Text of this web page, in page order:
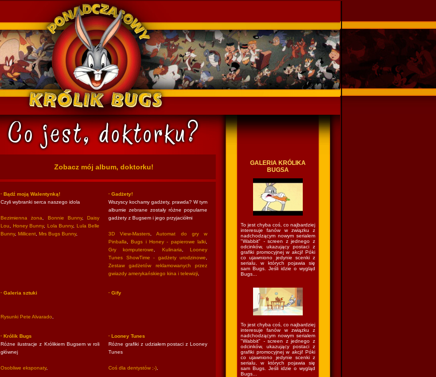
Zobacz mój album, doktorku!
· Bądź moją Walentynką!
Czyli wybranki serca naszego idola
Bezimienna żona Bonnie Bunny, Daisy
Lou
Honey Bunny, Lola Bunny, Lula Belle
Bunny, Millicent Mrs Bugs Bunny,
· Gadżety!
Wszyscy kochamy gadżety, prawda? W tym
albumie zebrane zostały różne popularne
gadżety z Bugsem i jego przyjaciółmi
3D View-Masters ,Automat do gry w
Pinballa ,Bugs i Honey - papierowe lalki
Gry komputerowe
Kulinaria ,Looney
Tunes ShowTime - gadżety urodzinowe
Zestaw gadżetów reklamowanych przez
gwiazdy amerykańskiego kina i telewizji
· Galeria sztuki
Rysunki Pete Alvarado
· Gify
· Królik Bugs
Różne ilustracje z Królikiem Bugsem w roli
głównej
Osobliwe eksponaty,
· Looney Tunes
Różne grafiki z udziałem postaci z Looney
Tunes
Coś dla dentystów ;-)
GALERIA KRÓLIKA
BUGSA
To jest chyba coś, co najbardziej
interesuje fanów w związku z
nadchodzącym nowym serialem
"Wabbit" - screen z jednego z
odcinków, ukazujący postaci z
grafiki promocyjnej w akcji! Póki
co ujawniono jedynie scenki z
serialu, w których pojawia się
sam Bugs. Jeśli idzie o wygląd
Bugs...
To jest chyba coś, co najbardziej
interesuje fanów w związku z
nadchodzącym nowym serialem
"Wabbit" - screen z jednego z
odcinków, ukazujący postaci z
grafiki promocyjnej w akcji! Póki
co ujawniono jedynie scenki z
serialu, w których pojawia się
sam Bugs. Jeśli idzie o wygląd
Bugs...